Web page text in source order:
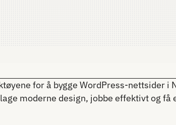
for å bygge WordPress-nettsider i
moderne design, jobbe effektivt og få